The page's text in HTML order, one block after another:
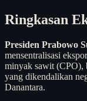
Ringkasan
Presiden Prabowo
mensentralisasi
minyak sawit (CPO),
yang dikendalikan
Danantara.